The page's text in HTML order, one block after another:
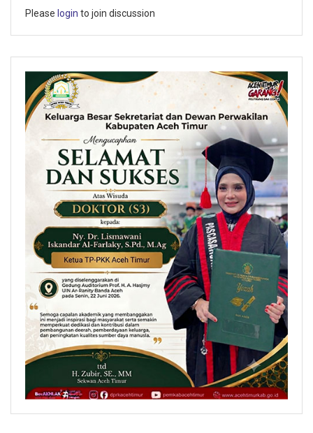
Please login to join discussion